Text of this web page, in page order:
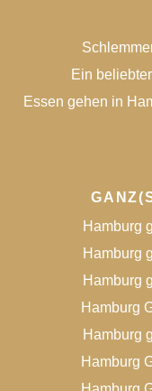
Ein
Essen gehen in
Hamburg
Hamburg
Hamburg
Hamburg
Hamburg
Hamburg